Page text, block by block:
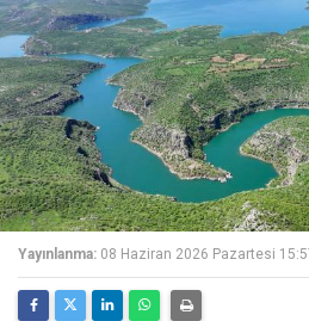
Yayınlanma: 08 Haziran 2026 Pazartesi